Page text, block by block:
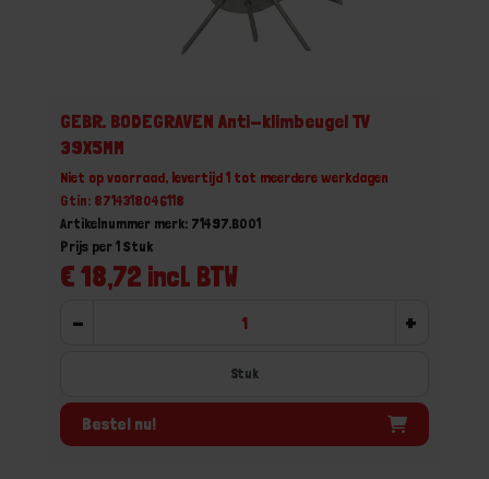
GEBR. BODEGRAVEN Anti-klimbeugel TV
39X5MM
Niet op voorraad, levertijd 1 tot meerdere werkdagen
Gtin: 8714318046118
Artikelnummer merk: 71497.B001
€ 18,72 incl. BTW
Prijs per 1 Stuk
- +
Stuk
Bestel nu!